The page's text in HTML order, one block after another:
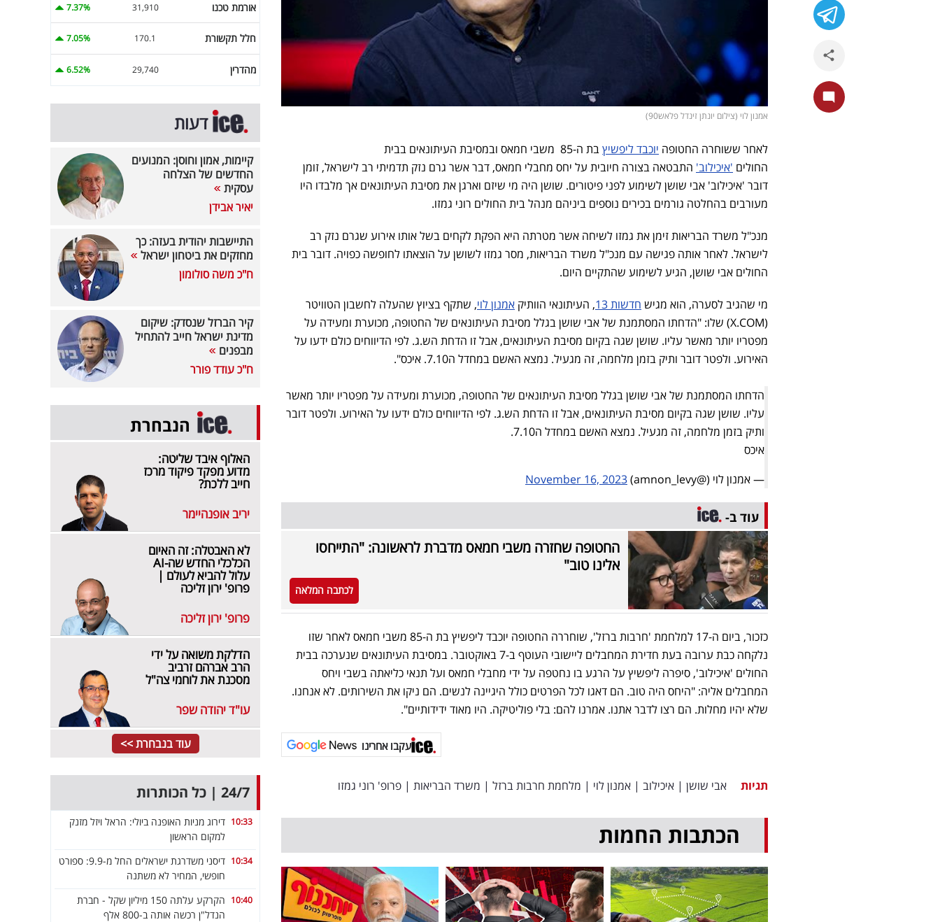
אמנון לוי (צילום יונתן זינדל פלאש90)
לאחר ששוחרה החטופה יוכבד ליפשיץ
בת ה-85 משבי חמאס ובמסיבת העיתונאים בבית
החולים 'איכילוב' התבטאה בצורה חיובית על יחס מחבלי חמאס, דבר אשר גרם נזק תדמיתי רב לישראל, זומן
דובר 'איכילוב' אבי שושן לשימוע לפני פיטורים. שושן היה מי שיזם וארגן את מסיבת העיתונאים אך מלבדו היו
מעורבים בהחלטה גורמים בכירים נוספים ביניהם מנהל בית החולים רוני גמזו.
מנכ"ל משרד הבריאות זימן את גמזו לשיחה אשר מטרתה היא הפקת לקחים בשל אותו אירוע שגרם נזק רב
לישראל. לאחר אותה פגישה עם מנכ"ל משרד הבריאות, מסר גמזו לשושן על הוצאתו לחופשה כפויה. דובר בית
החולים אבי שושן, הגיע לשימוע שהתקיים היום.
מי שהגיב לסערה, הוא מגיש חדשות 13 , העיתונאי הוותיק אמנון לוי, שתקף בציוץ שהעלה לחשבון הטוויטר
(X.COM) שלו: "הדחתו המסתמנת של אבי שושן בגלל מסיבת העיתונאים של החטופה, מכוערת ומעידה על
מפטריו יותר מאשר עליו. שושן שגה בקיום מסיבת העיתונאים, אבל זו הדחת הש.ג. לפי הדיווחים כולם ידעו על
האירוע. ולפטר דובר ותיק בזמן מלחמה, זה מגעיל. נמצא האשם במחדל ה7.10. איכס".
הדחתו המסתמנת של אבי שושן בגלל מסיבת העיתונאים של החטופה, מכוערת ומעידה על מפטריו יותר מאשר
עליו. שושן שגה בקיום מסיבת העיתונאים, אבל זו הדחת הש.ג. לפי הדיווחים כולם ידעו על האירוע. ולפטר דובר
ותיק בזמן מלחמה, זה מגעיל. נמצא האשם במחדל ה7.10.
איכס
— אמנון לוי (@amnon_levy)
November 16, 2023
עוד ב-
החטופה שחזרה משבי חמאס מדברת לראשונה: "התייחסו
אלינו טוב"
לכתבה המלאה
כזכור, ביום ה-17 למלחמת 'חרבות ברזל', שוחררה החטופה יוכבד ליפשיץ בת ה-85 משבי חמאס לאחר שזו
נלקחה כבת ערובה בעת חדירת המחבלים ליישובי העוטף ב-7 באוקטובר. במסיבת העיתונאים שנערכה בבית
החולים 'איכילוב', סיפרה ליפשיץ על הרגע בו נחטפה על ידי מחבלי חמאס ועל תנאי כליאתה בשבי ויחס
המחבלים אליה: "היחס היה טוב. הם דאגו לכל הפרטים כולל היגיינה לנשים. הם ניקו את השירותים. לא אנחנו.
שלא יהיו מחלות. הם רצו לדבר אתנו. אמרנו להם: בלי פוליטיקה. היו מאוד ידידותיים".
עקבו אחרינו
תגיות אבי שושן | איכילוב | אמנון לוי | מלחמת חרבות ברזל | משרד הבריאות | פרופ' רוני גמזו
הכתבות החמות
אורמת טכנו 31,910
7.37%
חלל תקשורת 170.1
7.05%
מהדרין 29,740
6.52%
דעות
קיימות, אמון וחוסן: המנועים
החדשים של הצלחה
עסקית
יאיר אבידן
התיישבות יהודית בעזה: כך
מחזקים את ביטחון ישראל
ח"כ משה סולומון
קיר הברזל שנסדק: שיקום
מדינת ישראל חייב להתחיל
מבפנים
ח"כ עודד פורר
הנבחרת
האלוף איבד שליטה:
מדוע מפקד פיקוד מרכז
חייב ללכת?
יריב אופנהיימר
לא האבטלה: זה האיום
הכלכלי החדש שה-AI
עלול להביא לעולם |
פרופ' ירון זליכה
פרופ' ירון זליכה
הדלקת משואה על ידי
הרב אברהם זרביב
מסכנת את לוחמי צה"ל
עו"ד יהודה שפר
עוד בנבחרת >>
24/7 | כל הכותרות
10:33 דירוג מניות האופנה ביולי: הראל ויזל מזנק
למקום הראשון
10:34
דיסני משדרגת ישראלים החל מ-9.9: ספורט
חופשי, המחיר לא משתנה
10:40
הקרקע עלתה 150 מיליון שקל - חברת
הנדל"ן רכשה אותה ב-800 אלף